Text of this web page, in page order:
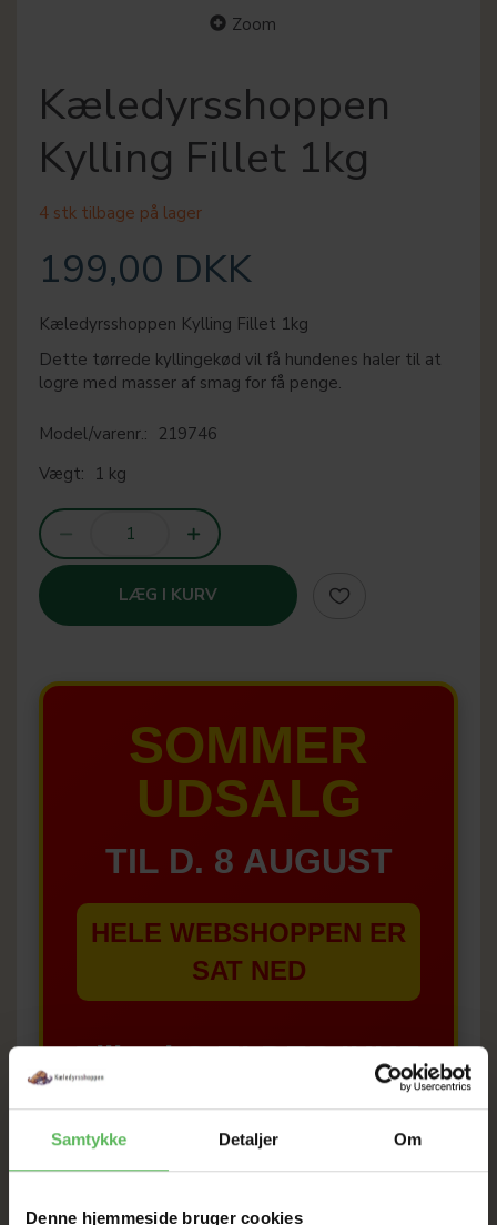
Samtykke Detaljer Om
Denne hjemmeside bruger cookies
Zoom
Kæledyrsshoppen
Kylling Fillet 1kg
4 stk tilbage på lager
199,00 DKK
Kæledyrsshoppen Kylling Fillet 1kg
Dette tørrede kyllingekød vil få hundenes haler til at
logre med masser af smag for få penge.
Model/varenr.: 219746
Vægt: 1 kg
LÆG I KURV
SOMMER
UDSALG
TIL D. 8 AUGUST
HELE WEBSHOPPEN ER
SAT NED
Tilbud GÆLDER IKKE
I FYSISK BUTIKKERE